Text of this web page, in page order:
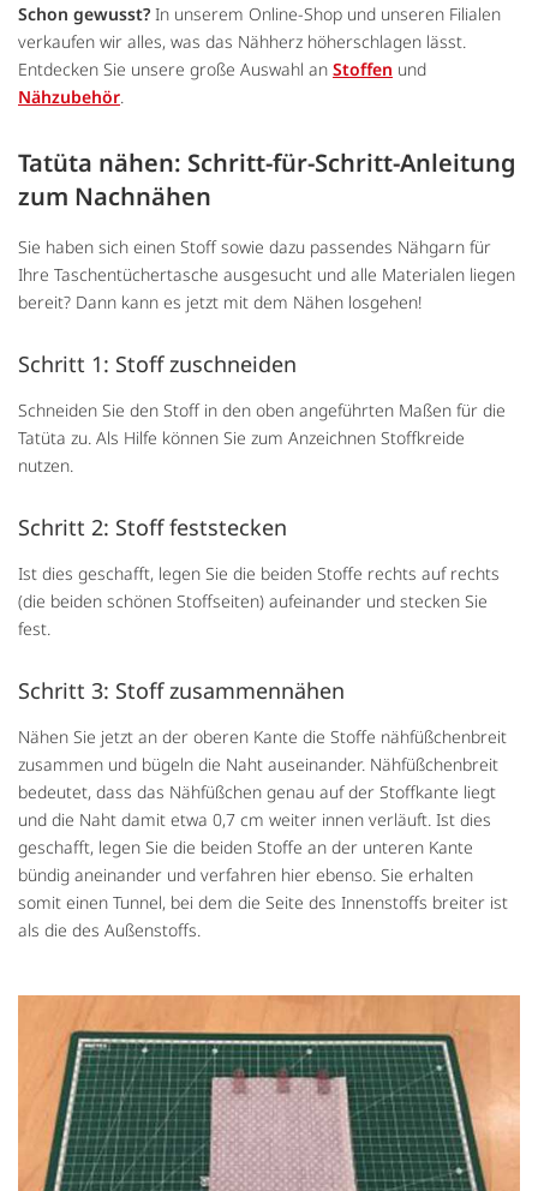
Schon gewusst? In unserem Online-Shop und unseren Filialen
verkaufen wir alles, was das Nähherz höherschlagen lässt.
Entdecken Sie unsere große Auswahl an Stoffen und
Nähzubehör.
Tatüta nähen: Schritt-für-Schritt-Anleitung
zum Nachnähen
Sie haben sich einen Stoff sowie dazu passendes Nähgarn für
Ihre Taschentüchertasche ausgesucht und alle Materialen liegen
bereit? Dann kann es jetzt mit dem Nähen losgehen!
Schritt 1: Stoff zuschneiden
Schneiden Sie den Stoff in den oben angeführten Maßen für die
Tatüta zu. Als Hilfe können Sie zum Anzeichnen Stoffkreide
nutzen.
Schritt 2: Stoff feststecken
Ist dies geschafft, legen Sie die beiden Stoffe rechts auf rechts
(die beiden schönen Stoffseiten) aufeinander und stecken Sie
fest.
Schritt 3: Stoff zusammennähen
Nähen Sie jetzt an der oberen Kante die Stoffe nähfüßchenbreit
zusammen und bügeln die Naht auseinander. Nähfüßchenbreit
bedeutet, dass das Nähfüßchen genau auf der Stoffkante liegt
und die Naht damit etwa 0,7 cm weiter innen verläuft. Ist dies
geschafft, legen Sie die beiden Stoffe an der unteren Kante
bündig aneinander und verfahren hier ebenso. Sie erhalten
somit einen Tunnel, bei dem die Seite des Innenstoffs breiter ist
als die des Außenstoffs.